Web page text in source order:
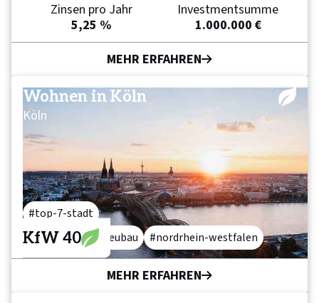
Zinsen pro Jahr
5,25 %
Investmentsumme
1.000.000 €
MEHR ERFAHREN
Wohnen in Köln
Köln
mixed-use neubau nordrhein-westfalen
top-7-stadt
KfW 40
MEHR ERFAHREN